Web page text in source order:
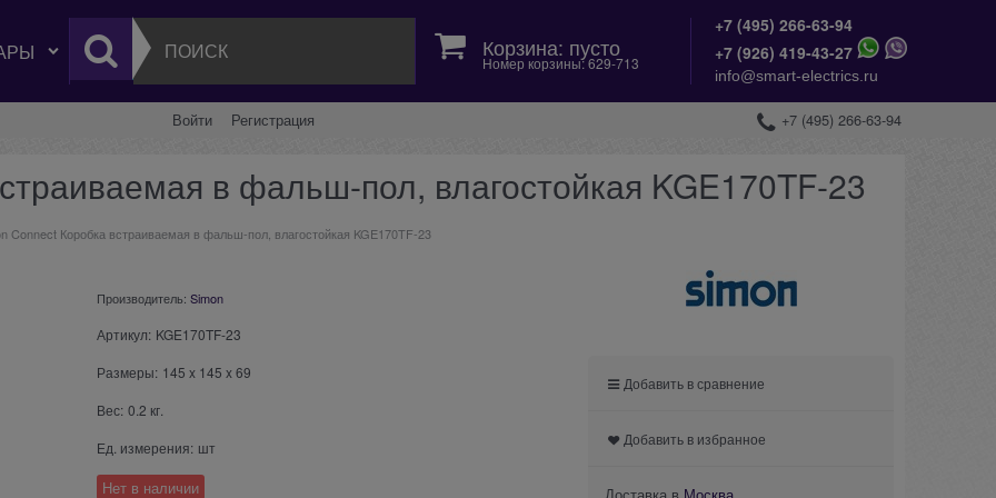
Корзина: пусто
Номер корзины: 629-713
+7 (495) 266-63-94
+7 (926) 419-43-27
info@smart-electrics.ru
Войти Регистрация +7 (495) 266-63-94
в фальш-пол, влагостойкая KGE170TF-23
Connect Коробка встраиваемая в фальш-пол, влагостойкая KGE170TF-23
Производитель: Simon
Артикул: KGE170TF-23
Размеры: 145 x 145 x69
Вес: 0.2 кг.
Ед. измерения: шт
Нет в наличии
Добавить в сравнение
Добавить в избранное